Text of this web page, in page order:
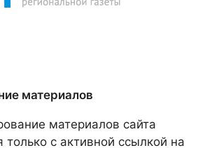
материалов
материалов сайта
только с активной ссылкой на